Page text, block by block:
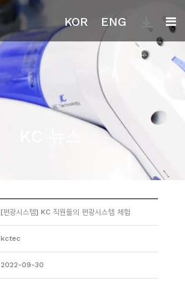
KOR ENG
[편광시스템] KC 직원들의 편광시스템 체험
kctec
2022-09-30